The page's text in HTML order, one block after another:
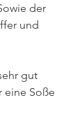
der
und
gut
eine Soße